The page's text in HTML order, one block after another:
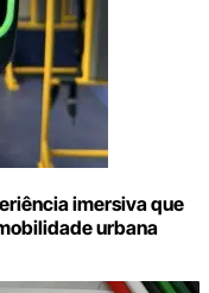
imersiva que
urbana